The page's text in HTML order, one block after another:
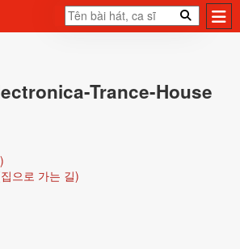
Trance-House
으로 가는 길)